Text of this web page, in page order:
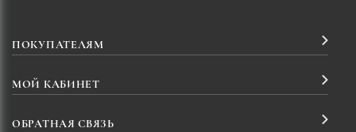
ПОКУПАТЕЛЯМ
МОЙ КАБИНЕТ
ОБРАТНАЯ СВЯЗЬ